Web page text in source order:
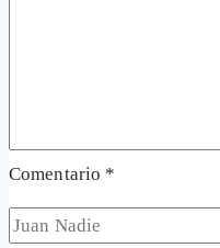
Comentario *